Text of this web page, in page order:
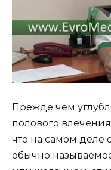
Прежде чем
полового
что на самом деле
обычно